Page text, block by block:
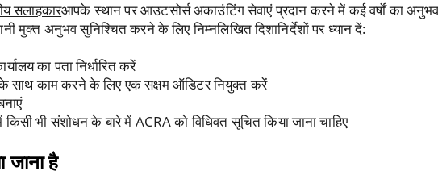
सलाहकारआपके स्थान पर आउटसोर्स अकाउंटिंग सेवाएं प्रदान करने में कई वर्षों का
मुक्त अनुभव सुनिश्चित करने के लिए निम्नलिखित दिशानिर्देशों पर ध्यान दें:
का पता निर्धारित करें
साथ काम करने के लिए एक सक्षम ऑडिटर नियुक्त करें
भी संशोधन के बारे में ACRA को विधिवत सूचित किया जाना चाहिए
जाना है